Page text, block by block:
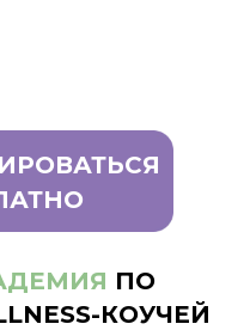
ПО
КОУЧЕЙ